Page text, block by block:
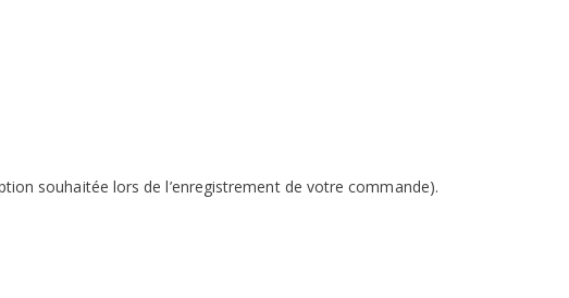
souhaitée lors de l’enregistrement de votre commande).